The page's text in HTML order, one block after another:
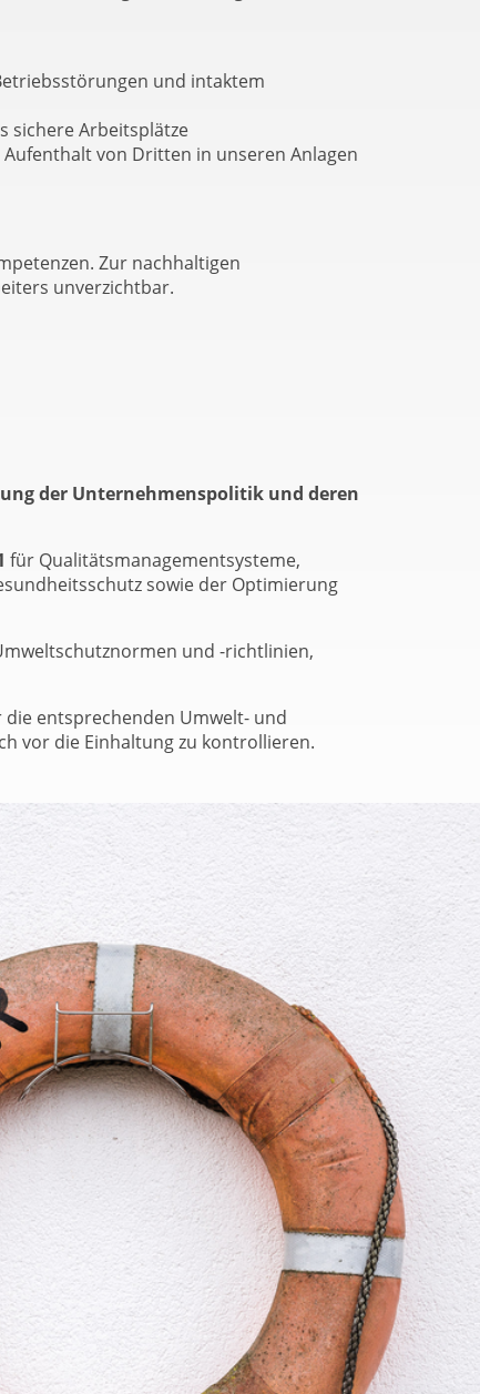
und intaktem
Arbeitsplätze
von Dritten in unseren Anlagen
Zur nachhaltigen
unverzichtbar.
der Unternehmenspolitik und deren
für Qualitätsmanagementsysteme,
sowie der Optimierung
und -richtlinien,
entsprechenden Umwelt- und
vor die Einhaltung zu kontrollieren.